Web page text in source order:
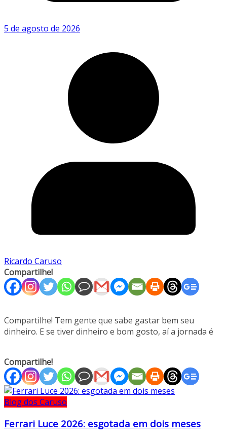
5 de agosto de 2026
Ricardo Caruso
Compartilhe!
Compartilhe! Tem gente que sabe gastar bem seu
dinheiro. E se tiver dinheiro e bom gosto, aí a jornada é
Compartilhe!
Blog dos Caruso
Ferrari Luce 2026: esgotada em dois meses